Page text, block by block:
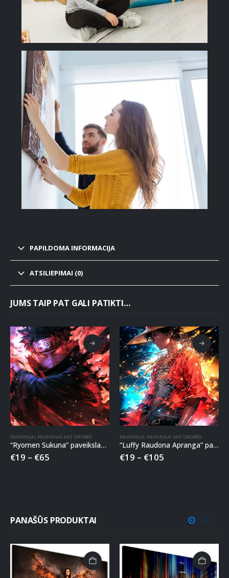
PAPILDOMA INFORMACIJA
ATSILIEPIMAI (0)
JUMS TAIP PAT GALI PATIKTI…
PAVEIKSLAI, PAVEIKSLAI ANT DROBĖS
“Ryomen Sukuna” paveikslas ant drobės
€19 – €65
PAVEIKSLAI, PAVEIKSLAI ANT DROBĖS
“Luffy Raudona Apranga” paveikslas ant drobės
€19 – €105
PANAŠŪS PRODUKTAI